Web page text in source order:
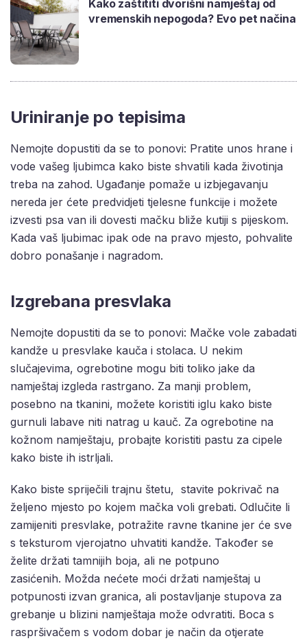
Kako zaštititi dvorišni namještaj od
vremenskih nepogoda? Evo pet načina
Uriniranje po tepisima
Nemojte dopustiti da se to ponovi: Pratite unos hrane i
vode vašeg ljubimca kako biste shvatili kada životinja
treba na zahod. Ugađanje pomaže u izbjegavanju
nereda jer ćete predvidjeti tjelesne funkcije i možete
izvesti psa van ili dovesti mačku bliže kutiji s pijeskom.
Kada vaš ljubimac ipak ode na pravo mjesto, pohvalite
dobro ponašanje i nagradom.
Izgrebana presvlaka
Nemojte dopustiti da se to ponovi: Mačke vole zabadati
kandže u presvlake kauča i stolaca. U nekim
slučajevima, ogrebotine mogu biti toliko jake da
namještaj izgleda rastrgano. Za manji problem,
posebno na tkanini, možete koristiti iglu kako biste
gurnuli labave niti natrag u kauč. Za ogrebotine na
kožnom namještaju, probajte koristiti pastu za cipele
kako biste ih istrljali.
Kako biste spriječili trajnu štetu, stavite pokrivač na
željeno mjesto po kojem mačka voli grebati. Odlučite li
zamijeniti presvlake, potražite ravne tkanine jer će sve
s teksturom vjerojatno uhvatiti kandže. Također se
želite držati tamnijih boja, ali ne potpuno
zasićenih. Možda nećete moći držati namještaj u
potpunosti izvan granica, ali postavljanje stupova za
grebanje u blizini namještaja može odvratiti. Boca s
raspršivačem s vodom dobar je način da otjerate